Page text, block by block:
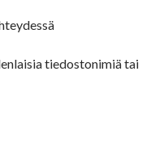
tiedostonimiä tai